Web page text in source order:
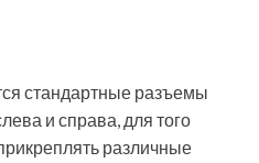
стандартные разъемы
и справа, для того
различные